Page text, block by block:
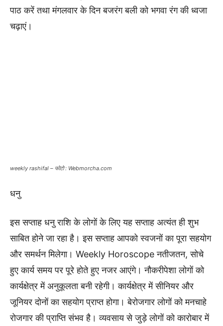
पाठ करें तथा मंगलवार के दिन बजरंग बली को भगवा रंग की ध्वजा
चढ़ाएं।
weekly rashifal – फोटो : Webmorcha.com
धनु
इस सप्ताह धनु राशि के लोगों के लिए यह सप्ताह अत्यंत ही शुभ
साबित होने जा रहा है। इस सप्ताह आपको स्वजनों का पूरा सहयोग
और समर्थन मिलेगा। Weekly Horoscope नतीजतन, सोचे
हुए कार्य समय पर पूरे होते हुए नजर आएंगे। नौकरीपेशा लोगों को
कार्यक्षेत्र में अनुकूलता बनी रहेगी। कार्यक्षेत्र में सीनियर और
जूनियर दोनों का सहयोग प्राप्त होगा। बेरोजगार लोगों को मनचाहे
रोजगार की प्राप्ति संभव है। व्यवसाय से जुड़े लोगों को कारोबार में